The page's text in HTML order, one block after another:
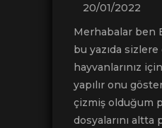
20/01/2022
Merhabalar ben
bu yazıda sizlere
hayvanlarınız
yapılır onu
çizmiş olduğum
dosyalarını altta